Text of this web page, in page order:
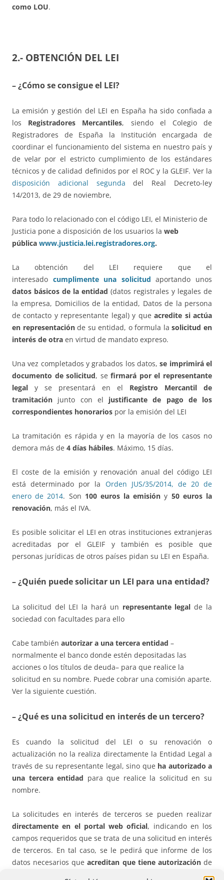
como LOU.
2.- OBTENCIÓN DEL LEI
– ¿Cómo se consigue el LEI?
La emisión y gestión del LEI en España ha sido confiada a
los Registradores Mercantiles, siendo el Colegio de
Registradores de España la Institución encargada de
coordinar el funcionamiento del sistema en nuestro país y
de velar por el estricto cumplimiento de los estándares
técnicos y de calidad definidos por el ROC y la GLEIF. Ver la
disposición adicional segunda del Real Decreto-ley
14/2013, de 29 de noviembre,
Para todo lo relacionado con el código LEI, el Ministerio de
Justicia pone a disposición de los usuarios la web
pública www.justicia.lei.registradores.org.
La obtención del LEI requiere que el
interesado cumplimente una solicitud aportando unos
datos básicos de la entidad (datos registrales y legales de
la empresa, Domicilios de la entidad, Datos de la persona
de contacto y representante legal) y queacredite si actúa
en representaciónde su entidad, o formula lasolicitud en
interés de otra en virtud de mandato expreso.
Una vez completados y grabados los datos,se imprimirá el
documento de solicitud, sefirmará por el representante
legal y se presentará en el Registro Mercantil de
tramitación junto con el justificante de pago de los
correspondientes honorarios por la emisión del LEI
La tramitación es rápida y en la mayoría de los casos no
demora más de 4 días hábiles. Máximo, 15 días.
El coste de la emisión y renovación anual del código LEI
está determinado por la Orden JUS/35/2014, de 20 de
enero de 2014. Son 100 euros la emisión y 50 euros la
renovación, más el IVA.
Es posible solicitar el LEI en otras instituciones extranjeras
acreditadas por el GLEIF y también es posible que
personas jurídicas de otros países pidan su LEI en España.
– ¿Quién puede solicitar un LEI para una entidad?
La solicitud del LEI la hará un representante legal de la
sociedad con facultades para ello
Cabe también autorizar a una tercera entidad –
normalmente el banco donde estén depositadas las
acciones o los títulos de deuda– para que realice la
solicitud en su nombre. Puede cobrar una comisión aparte.
Ver la siguiente cuestión.
– ¿Qué es una solicitud en interés de un tercero?
Es cuando la solicitud del LEI o su renovación o
actualización no la realiza directamente la Entidad Legal a
través de su representante legal, sino que ha autorizado a
una tercera entidad para que realice la solicitud en su
nombre.
La solicitudes en interés de terceros se pueden realizar
directamente en el portal web oficial, indicando en los
campos requeridos que se trata de una solicitud en interés
de terceros. En tal caso, se le pedirá que informe de los
datos necesarios queacreditan que tiene autorizaciónde